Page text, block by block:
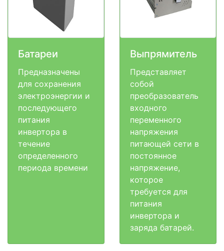
Батареи
Предназначены
для сохранения
электроэнергии и
последующего
питания
инвертора в
течение
определенного
периода времени
Выпрямитель
Представляет
собой
преобразователь
входного
переменного
напряжения
питающей сети в
постоянное
напряжение,
которое
требуется для
питания
инвертора и
заряда батарей.